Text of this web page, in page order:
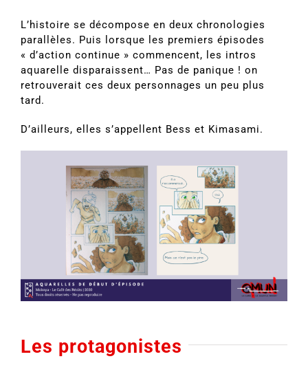
L’histoire se décompose en deux chronologies
parallèles. Puis lorsque les premiers épisodes
« d’action continue » commencent, les intros
aquarelle disparaissent… Pas de panique ! on
retrouverait ces deux personnages un peu plus
tard.
D’ailleurs, elles s’appellent Bess et Kimasami.
Les protagonistes